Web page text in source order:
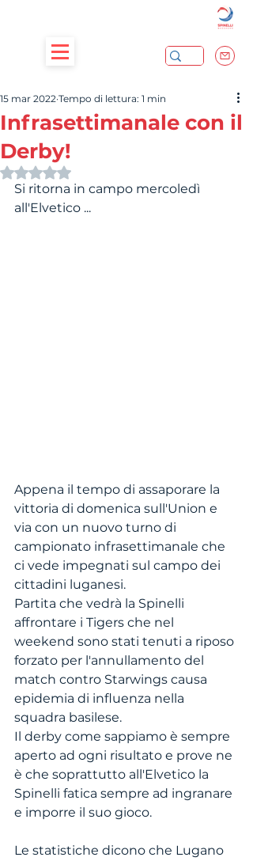
Infrasettimanale con il
Derby!
15 mar 2022 Tempo di lettura: 1 min
Valutazione NaN stelle su 5.
Si ritorna in campo mercoledì
all'Elvetico ...
Appena il tempo di assaporare la
vittoria di domenica sull'Union e
via con un nuovo turno di
campionato infrasettimanale che
ci vede impegnati sul campo dei
cittadini luganesi.
Partita che vedrà la Spinelli
affrontare i Tigers che nel
weekend sono stati tenuti a riposo
forzato per l'annullamento del
match contro Starwings causa
epidemia di influenza nella
squadra basilese.
Il derby come sappiamo è sempre
aperto ad ogni risultato e prove ne
è che soprattutto all'Elvetico la
Spinelli fatica sempre ad ingranare
e imporre il suo gioco.
Le statistiche dicono che Lugano